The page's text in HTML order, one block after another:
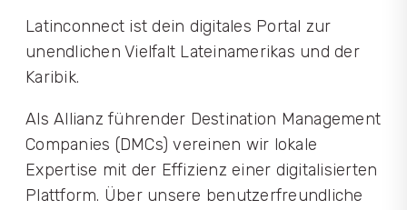
Latinconnect ist dein digitales Portal zur
unendlichen Vielfalt Lateinamerikas und der
Karibik.
Als Allianz führender Destination Management
Companies (DMCs) vereinen wir lokale
Expertise mit der Effizienz einer digitalisierten
Plattform. Über unsere benutzerfreundliche